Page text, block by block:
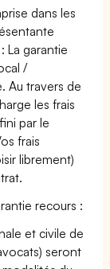
dans les
La garantie
/
Au travers de
les frais
par le
frais
librement)
recours :
et civile de
seront